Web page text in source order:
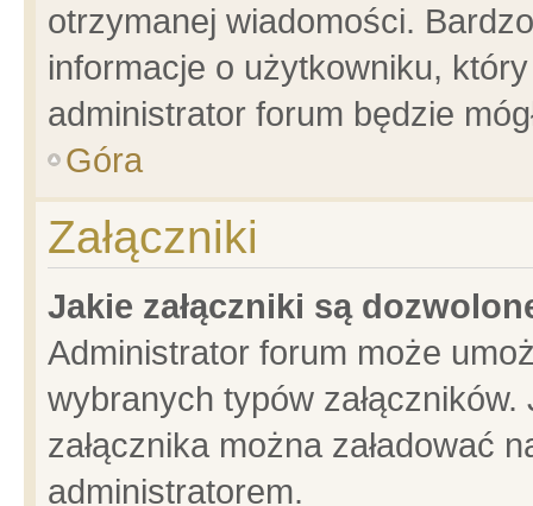
otrzymanej wiadomości.
informacje o użytkowniku,
administrator forum będzie
Góra
Załączniki
Jakie załączniki są
Administrator forum może
wybranych typów
załącznika można załadować
administratorem.